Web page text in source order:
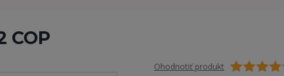
COP
Ohodnotiť produkt